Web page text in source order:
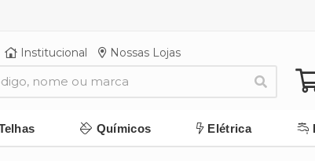
Institucional Nossas Lojas
Químicos Elétrica